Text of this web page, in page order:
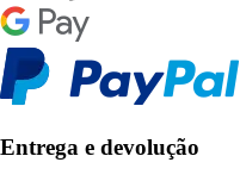
Entrega e devolução